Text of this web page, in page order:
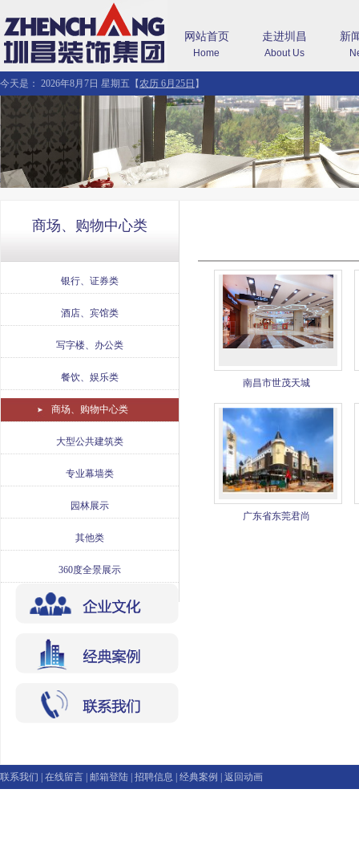
网站首页
Home
走进圳昌
About Us
新
今天是： 2026年8月7日 星期五 【农历 6月25日 】
商场、购物中心类
银行、证券类
酒店、宾馆类
写字楼、办公类
餐饮、娱乐类
商场、购物中心类
大型公共建筑类
专业幕墙类
园林展示
其他类
360度全景展示
南昌市世茂天城
广东省东莞君尚
联系我们 | 在线留言 | 邮箱登陆 | 招聘信息 | 经典案例 | 返回动画